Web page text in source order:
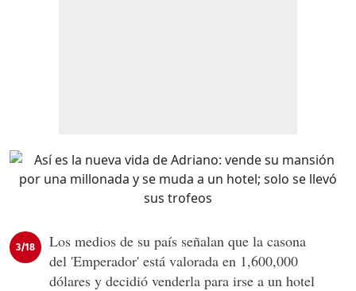
3/18
Los medios de su país señalan que la casona
del 'Emperador' está valorada en 1,600,000
dólares y decidió venderla para irse a un hotel